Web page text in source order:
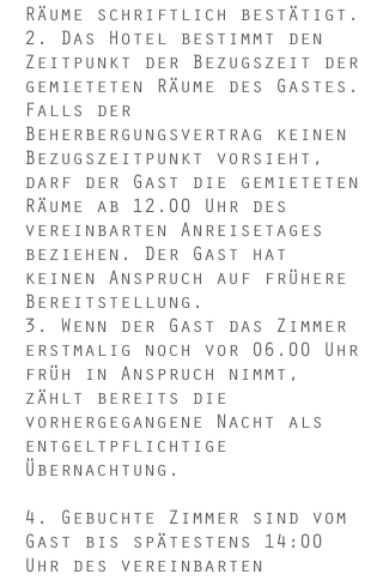
Räume schriftlich bestätigt.
2. Das Hotel bestimmt den
Zeitpunkt der Bezugszeit der
gemieteten Räume des Gastes.
Falls der
Beherbergungsvertrag keinen
Bezugszeitpunkt vorsieht,
darf der Gast die gemieteten
Räume ab 12.00 Uhr des
vereinbarten Anreisetages
beziehen. Der Gast hat
keinen Anspruch auf frühere
Bereitstellung.
3. Wenn der Gast das Zimmer
erstmalig noch vor 06.00 Uhr
früh in Anspruch nimmt,
zählt bereits die
vorhergegangene Nacht als
entgeltpflichtige
Übernachtung.
4. Gebuchte Zimmer sind vom
Gast bis spätestens 14:00
Uhr des vereinbarten